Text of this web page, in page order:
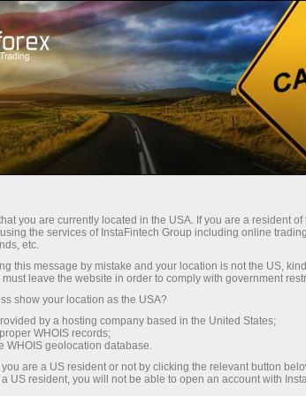
तुरंत खाता खोलना ट्रेडिंग प्लेटफॉर्म
निवेशकों के लिए भागीदारों के लिए
you are currently located in the USA. If you are a resident
the services of InstaFintech Group including online
etc.
this message by mistake and your location is not the US,
leave the website in order to comply with government
show your location as the USA?
by a hosting company based in the United States;
WHOIS records;
WHOIS geolocation database.
are a US resident or not by clicking the relevant button
US resident, you will not be able to open an account with